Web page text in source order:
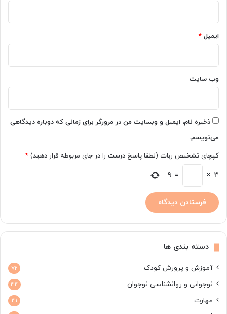
ایمیل *
وب‌ سایت
ذخیره نام، ایمیل و وبسایت من در مرورگر برای زمانی که دوباره دیدگاهی
می‌نویسم.
کپچای تشخیص ربات (لطفا پاسخ درست را در جای مربوطه قرار دهید) *
3
×
=
9
دسته بندی ها
آموزش و پرورش کودک 72
نوجوانی و روانشناسی نوجوان 34
مهارت 31